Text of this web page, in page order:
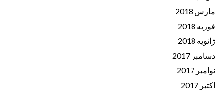
مارس 2018
فوریه 2018
ژانویه 2018
دسامبر 2017
نوامبر 2017
اکتبر 2017